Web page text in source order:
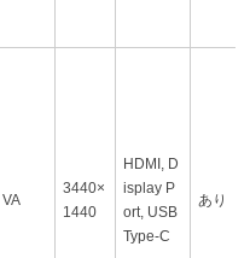
VA
3440×
1440
HDMI, D
isplay P
ort, USB
Type-C
あり